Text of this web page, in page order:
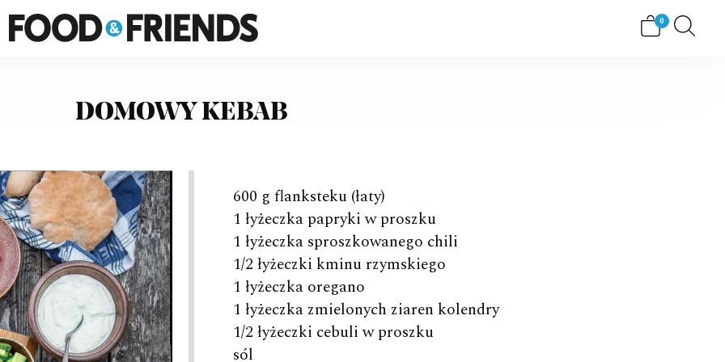
FOOD&FRIENDS
View
shopping
0
DOMOWY KEBAB
600 g flanksteku (łaty)
1 łyżeczka papryki w proszku
1 łyżeczka sproszkowanego chili
1/2 łyżeczki kminu rzymskiego
1 łyżeczka oregano
1 łyżeczka zmielonych ziaren kolendry
1/2 łyżeczki cebuli w proszku
sól